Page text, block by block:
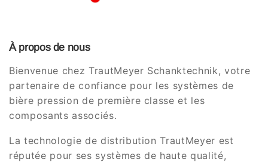
À propos de nous
Bienvenue chez TrautMeyer Schanktechnik, votre
partenaire de confiance pour les systèmes de
bière pression de première classe et les
composants associés.
La technologie de distribution TrautMeyer est
réputée pour ses systèmes de haute qualité,